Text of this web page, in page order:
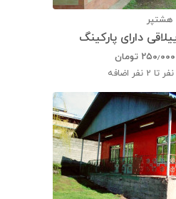
هشتپر
۲۵۰٫۰۰۰ تومان